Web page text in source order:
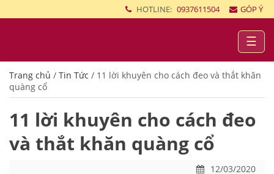
HOTLINE: 0937611504 GÓP Ý
☰
Trang chủ / Tin Tức / 11 lời khuyên cho cách đeo và thắt khăn
quàng cổ
11 lời khuyên cho cách đeo
và thắt khăn quàng cổ
12/03/2020